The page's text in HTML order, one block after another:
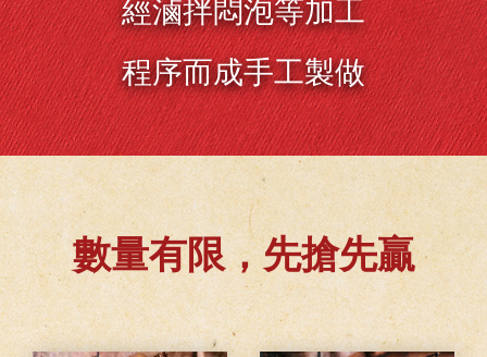
經滷拌悶泡等加工
程序而成手工製做
數量有限，先搶先贏